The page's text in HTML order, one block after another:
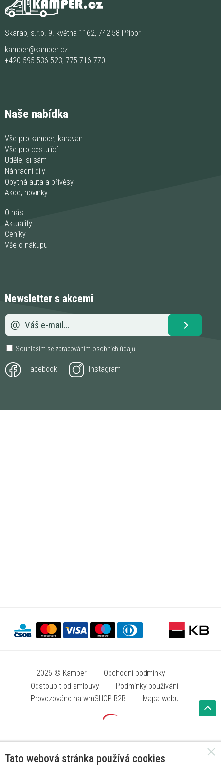
Skarab, s.r.o. 9. května 1162, 742 58 Příbor
kamper@kamper.cz
+420 595 536 523, 775 716 770
Naše nabídka
Vše pro kamper, karavan
Vše pro cestující
Udělej si sám
Náhradní díly
Obytná auta a přívěsy
Akce, novinky
O nás
Aktuality
Ceníky
Vše o nákupu
Newsletter s akcemi
Souhlasím se zpracováním osobních údajů
Facebook Instagram
2026 © Kamper
Obchodní podmínky
Odstoupit od smlouvy
Podmínky používání
Provozováno na wmSHOP B2B
Mapa webu
Tato webová stránka používá cookies